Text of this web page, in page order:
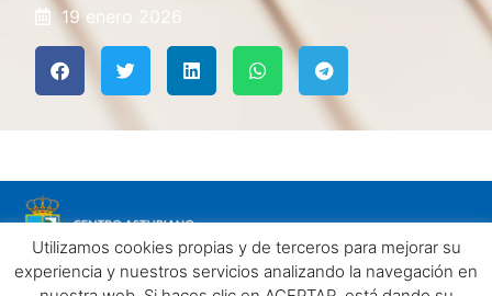
19 enero 2026
Utilizamos cookies propias y de terceros para mejorar su
experiencia y nuestros servicios analizando la navegación en